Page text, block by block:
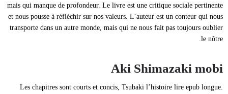
mais qui manque de profondeur. Le livre est une critique sociale pertinente
et nous pousse à réfléchir sur nos valeurs. L’auteur est un conteur qui nous
transporte dans un autre monde, mais qui ne nous fait pas toujours oublier
le nôtre.
Aki Shimazaki mobi
Les chapitres sont courts et concis, Tsubaki l’histoire lire epub longue.